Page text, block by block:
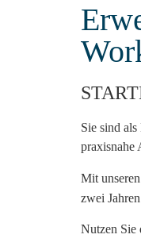
Sie sind
praxisnahe
Mit unseren
zwei
Nutzen Sie